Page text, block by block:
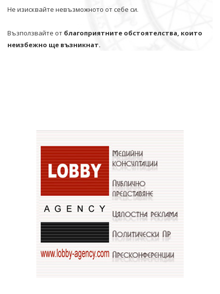
Не изисквайте невъзможното от себе си.
Възползвайте от благоприятните обстоятелства, които
неизбежно ще възникнат.